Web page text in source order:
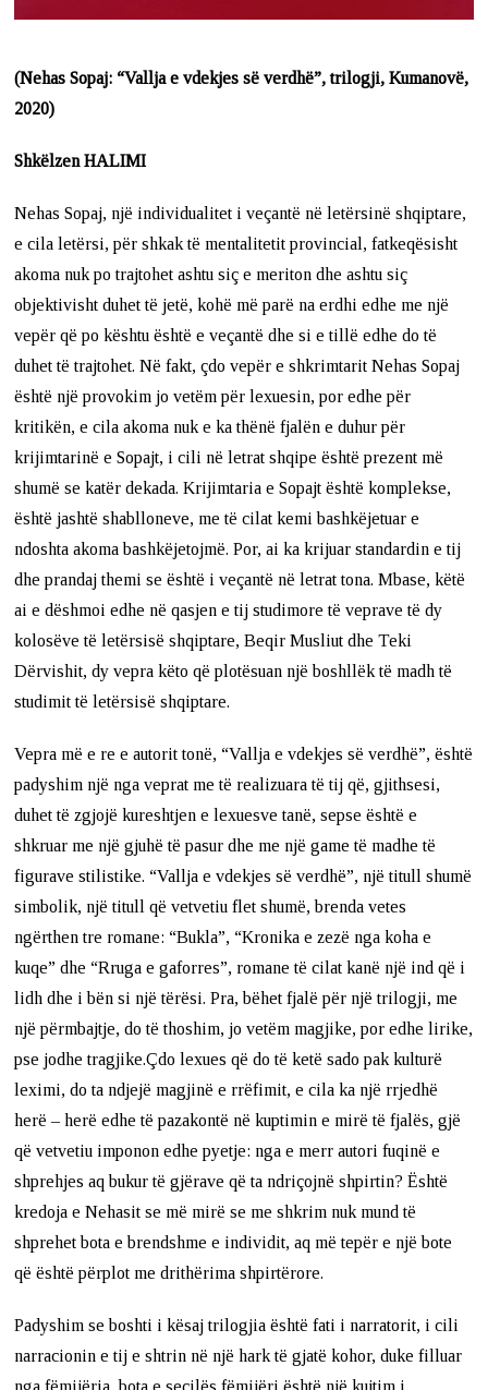
(Nehas Sopaj: “Vallja e vdekjes së verdhë”, trilogji, Kumanovë,
2020)
Shkëlzen HALIMI
Nehas Sopaj, një individualitet i veçantë në letërsinë shqiptare,
e cila letërsi, për shkak të mentalitetit provincial, fatkeqësisht
akoma nuk po trajtohet ashtu siç e meriton dhe ashtu siç
objektivisht duhet të jetë, kohë më parë na erdhi edhe me një
vepër që po kështu është e veçantë dhe si e tillë edhe do të
duhet të trajtohet. Në fakt, çdo vepër e shkrimtarit Nehas Sopaj
është një provokim jo vetëm për lexuesin, por edhe për
kritikën, e cila akoma nuk e ka thënë fjalën e duhur për
krijimtarinë e Sopajt, i cili në letrat shqipe është prezent më
shumë se katër dekada. Krijimtaria e Sopajt është komplekse,
është jashtë shablloneve, me të cilat kemi bashkëjetuar e
ndoshta akoma bashkëjetojmë. Por, ai ka krijuar standardin e tij
dhe prandaj themi se është i veçantë në letrat tona. Mbase, këtë
ai e dëshmoi edhe në qasjen e tij studimore të veprave të dy
kolosëve të letërsisë shqiptare, Beqir Musliut dhe Teki
Dërvishit, dy vepra këto që plotësuan një boshllëk të madh të
studimit të letërsisë shqiptare.
Vepra më e re e autorit tonë, “Vallja e vdekjes së verdhë”, është
padyshim një nga veprat me të realizuara të tij që, gjithsesi,
duhet të zgjojë kureshtjen e lexuesve tanë, sepse është e
shkruar me një gjuhë të pasur dhe me një game të madhe të
figurave stilistike. “Vallja e vdekjes së verdhë”, një titull shumë
simbolik, një titull që vetvetiu flet shumë, brenda vetes
ngërthen tre romane: “Bukla”, “Kronika e zezë nga koha e
kuqe” dhe “Rruga e gaforres”, romane të cilat kanë një ind që i
lidh dhe i bën si një tërësi. Pra, bëhet fjalë për një trilogji, me
një përmbajtje, do të thoshim, jo vetëm magjike, por edhe lirike,
pse jodhe tragjike.Çdo lexues që do të ketë sado pak kulturë
leximi, do ta ndjejë magjinë e rrëfimit, e cila ka një rrjedhë
herë – herë edhe të pazakontë në kuptimin e mirë të fjalës, gjë
që vetvetiu imponon edhe pyetje: nga e merr autori fuqinë e
shprehjes aq bukur të gjërave që ta ndriçojnë shpirtin? Është
kredoja e Nehasit se më mirë se me shkrim nuk mund të
shprehet bota e brendshme e individit, aq më tepër e një bote
që është përplot me drithërima shpirtërore.
Padyshim se boshti i kësaj trilogjia është fati i narratorit, i cili
narracionin e tij e shtrin në një hark të gjatë kohor, duke filluar